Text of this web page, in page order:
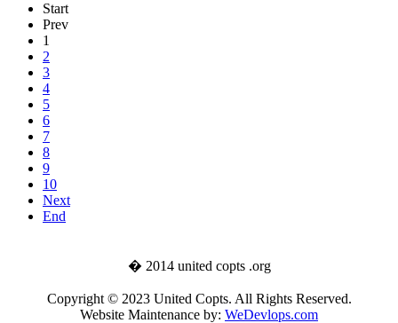
Start
Prev
1
2
3
4
5
6
7
8
9
10
Next
End
� 2014 united copts .org
Copyright © 2023 United Copts. All Rights Reserved.
Website Maintenance by: WeDevlops.com